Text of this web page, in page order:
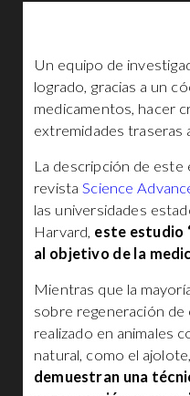
Un equipo de
logrado, gracias a un
medicamentos, hacer
extremidades traseras
La descripción de este
revistaScience
las universidades
Harvard, este estudio
al objetivo de la
Mientras que la
sobre regeneración de
realizado en animales
natural, como el ajolote,
demuestran una